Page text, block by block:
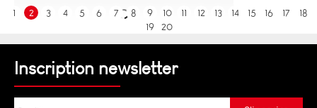
1 2 3 4 5 6 7 8 9 10 11 12 13 14 15 16 17
18
19 20
Inscription newsletter